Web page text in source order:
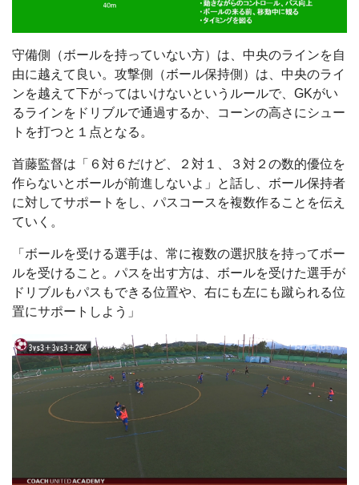
守備側（ボールを持っていない方）は、中央のラインを自
由に越えて良い。攻撃側（ボール保持側）は、中央のライ
ンを越えて下がってはいけないというルールで、GKがい
るラインをドリブルで通過するか、コーンの高さにシュー
トを打つと１点となる。
首藤監督は「６対６だけど、２対１、３対２の数的優位を
作らないとボールが前進しないよ」と話し、ボール保持者
に対してサポートをし、パスコースを複数作ることを伝え
ていく。
「ボールを受ける選手は、常に複数の選択肢を持ってボー
ルを受けること。パスを出す方は、ボールを受けた選手が
ドリブルもパスもできる位置や、右にも左にも蹴られる位
置にサポートしよう」